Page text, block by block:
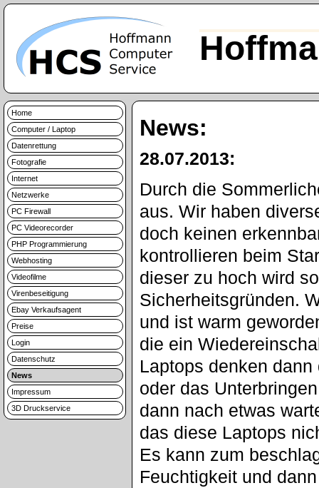
Home
Computer / Laptop
Datenrettung
Fotografie
Internet
Netzwerke
PC Firewall
PC Videorecorder
PHP Programmierung
Webhosting
Videofilme
Virenbeseitigung
Ebay Verkaufsagent
Preise
Login
Datenschutz
News
Impressum
3D Druckservice
News:
28.07.2013:
Durch die
aus. Wir haben
doch keinen
kontrollieren beim
dieser zu hoch wird
Sicherheitsgründen.
und ist warm
die ein
Laptops denken
oder das
dann nach etwas
das diese Laptops
Es kann zum
Feuchtigkeit und